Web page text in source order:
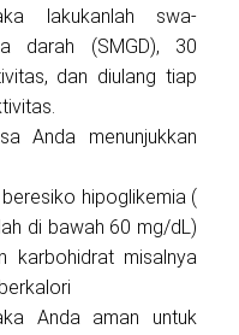
lakukanlah swa-
darah (SMGD), 30
dan diulang tiap
Anda menunjukkan
hipoglikemia (
di bawah 60 mg/dL)
karbohidrat misalnya
Anda aman untuk